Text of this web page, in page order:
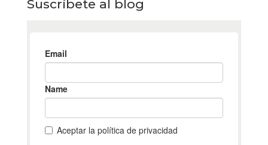
Suscríbete al blog